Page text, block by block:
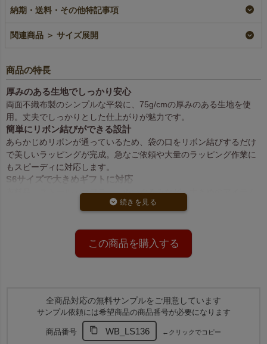
小ロット
¥2,024税込
リピーター専用名入れ
¥11,440税込 ¥11,440税込
納期・送料・その他特記事項
関連商品 ＞ サイズ展開
商品の特長
厚みのある生地でしっかり安心
両面不織布製のシンプルな平袋に、75g/cmの厚みのある生地を使
用。丈夫でしっかりとした仕上がりが魅力です。
簡単にリボン結びができる設計
あらかじめリボンが通っているため、袋の口をリボン結びするだけ
で美しいラッピングが完成。急なご依頼や大量のラッピング作業に
もスピーディに対応します。
S6サイズで大きめギフトに対応
衣料品、ストール・マフラー、ぬいぐるみなど、大きめのアイテム
もすっきり収まる実用的なサイズ感です。
リボン色の変更やカットリボン、ループタイを使ったアレンジも簡
単。ブランド名やロゴを印刷すれば、販促効果がさらに高まりま
赤、ベージュ、ダークブラウン、黒、白、紺、グリーンの6色をご用
意。シックからカジュアルまで幅広いシーンに対応可能です。
この商品を購入する
全商品対応の無料サンプルをご用意しています
サンプル依頼には希望商品の商品番号が必要になります
商品番号 WB_LS136 ←クリックでコピー